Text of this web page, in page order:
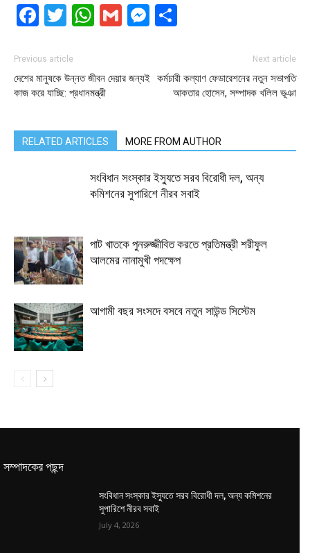
Facebook
Twitter
WhatsApp
GmailMessenger
Previous article
দেশের মানুষকে উন্নত জীবন দেয়ার জন্যই
কাজ করে যাচ্ছি: প্রধানমন্ত্রী
Next article
কর্মচারী কল্যাণ ফেডারেশনের নতুন সভাপতি
আকতার হোসেন, সম্পাদক খলিল ভূঞা
RELATED ARTICLES MORE FROM AUTHOR
সংবিধান সংস্কার ইস্যুতে সরব বিরোধী দল, অন্য
কমিশনের সুপারিশে নীরব সবাই
পাট খাতকে পুনরুজ্জীবিত করতে প্রতিমন্ত্রী শরীফুল
আলমের নানামুখী পদক্ষেপ
আগামী বছর সংসদে বসবে নতুন সাউন্ড সিস্টেম
সম্পাদকের পছন্দ
সংবিধান সংস্কার ইস্যুতে সরব বিরোধী দল, অন্য কমিশনের
সুপারিশে নীরব সবাই
July 4, 2026